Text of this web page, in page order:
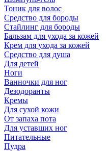
Тоник для волос
Средство для бороды
Стайлинг для бороды
Бальзам для ухода за кожей
Крем для ухода за кожей
Средство для душа
Для детей
Ноги
Ванночки для ног
Дезодоранты
Кремы
Для сухой кожи
От запаха пота
Для уставших ног
Питательные
Пудра